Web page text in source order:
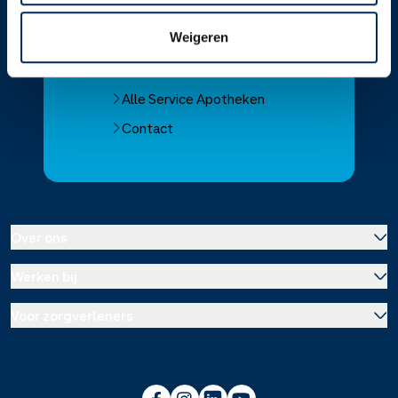
Weigeren
Service Apotheek home
Vind je apotheek
Download de app 📲
Alle Service Apotheken
Contact
Franchise informatie